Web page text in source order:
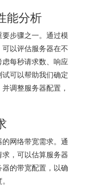
能分析
步骤之一。通过模
以评估服务器在不
每秒请求数、响应
可以帮助我们确定
调整服务器配置，
网络带宽需求。通
，可以估算服务器
的带宽配置，以确